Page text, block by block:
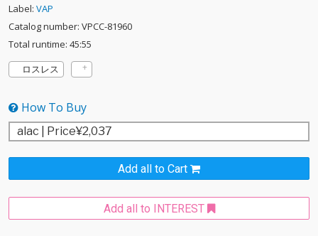
Label: VAP
Catalog number: VPCC-81960
Total runtime: 45:55
ロスレス
How To Buy
Add all to Cart
Add all to INTEREST